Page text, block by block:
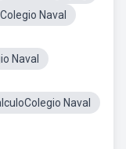
Naval
Naval
Naval